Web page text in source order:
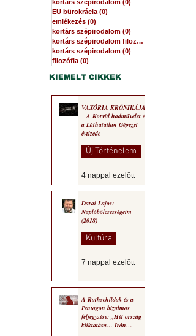
kortárs szépirodalom (0)
EU bürokrácia (0)
emlékezés (0)
kortárs szépirodalom (0)
kortárs szépirodalom filozófia
kortárs szépirodalom (0)
filozófia (0)
KIEMELT CIKKEK
VAXÓRIA KRÓNIKÁJA
‒ A Korvid hadművelet és
a Láthatatlan Gépezet
évtizede
Új Történelem
4 nappal ezelőtt
Darai Lajos:
Naplóbölcsességeim
(2018)
Kultúra
7 nappal ezelőtt
A Rothschildok és a
Pentagon bizalmas
feljegyzése: „Hét ország
kiiktatása… Irán